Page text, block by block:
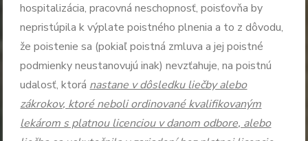
hospitalizácia, pracovná neschopnosť, poisťovňa by
nepristúpila k výplate poistného plnenia a to z dôvodu,
že poistenie sa (pokiaľ poistná zmluva a jej poistné
podmienky neustanovujú inak) nevzťahuje, na poistnú
udalosť, ktorá nastane v dôsledku liečby alebo
zákrokov, ktoré neboli ordinované kvalifikovaným
lekárom s platnou licenciou v danom odbore, alebo